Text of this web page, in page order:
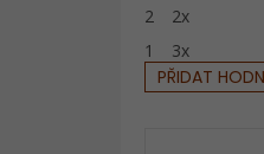
2
2x
1
3x
PŘIDAT